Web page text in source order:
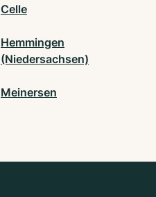
Celle
Hemmingen
(Niedersachsen)
Meinersen